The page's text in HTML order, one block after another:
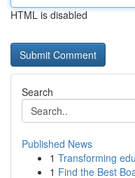
HTML is disabled
Search
Published News
1 Transforming
1 Find the Best